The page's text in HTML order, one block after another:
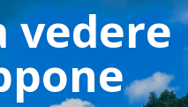
vedere